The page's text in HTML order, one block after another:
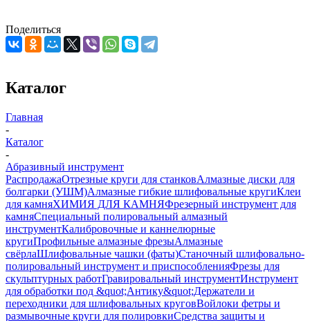
Поделиться
Каталог
Главная
-
Каталог
-
Абразивный инструмент
РаспродажаОтрезные круги для станковАлмазные диски для
болгарки (УШМ)Алмазные гибкие шлифовальные кругиКлеи
для камняХИМИЯ ДЛЯ КАМНЯФрезерный инструмент для
камняСпециальный полировальный алмазный
инструментКалибровочные и каннелюрные
кругиПрофильные алмазные фрезыАлмазные
свёрлаШлифовальные чашки (фаты)Станочный шлифовально-
полировальный инструмент и приспособленияФрезы для
скульптурных работГравировальный инструментИнструмент
для обработки под &quot;Антику&quot;Держатели и
переходники для шлифовальных круговВойлоки фетры и
размывочные круги для полировкиСредства защиты и